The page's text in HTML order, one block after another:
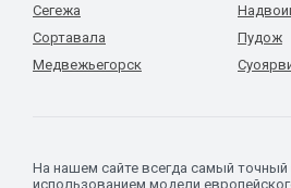
Сегежа
Сортавала
Медвежьегорск
Пудож
На нашем сайте всегда самый
использованием модели